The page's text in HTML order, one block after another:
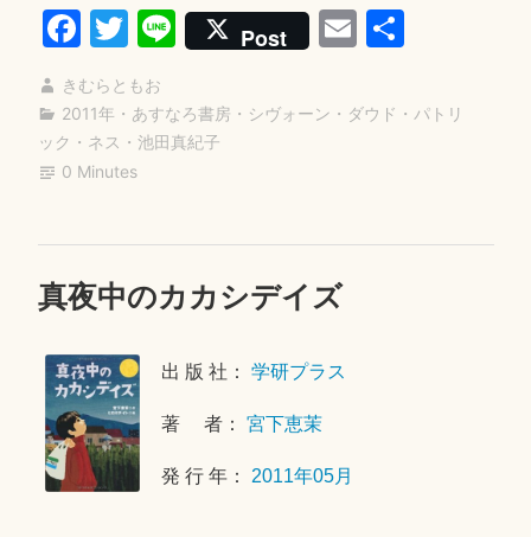
は
さ
や
く”
Fa
ce
bo
ok
T
wi
tte
r
Li
ne
Post E
m
ail
共
きむらともお
2011年 ・ あすなろ書房 ・ シヴォーン・ダウド ・ パトリ
ック・ネス ・ 池田真紀子
0 Minutes
真夜中のカカシデイズ
出 版 社：学研プラス
著 者：宮下恵茉
発 行 年： 2011年05月